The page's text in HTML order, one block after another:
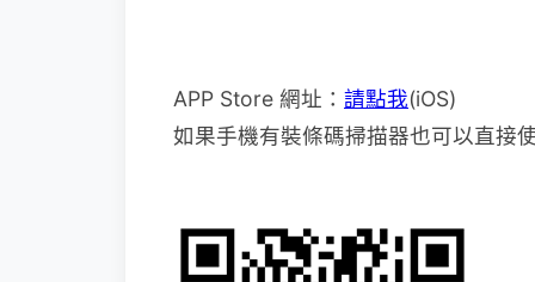
APP Store 網址： 請點我(iOS)
如果手機有裝條碼掃描器也可以直接